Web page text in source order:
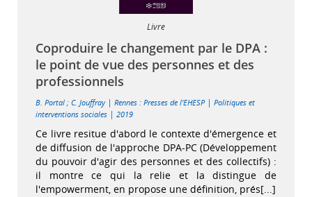
Livre
Coproduire le changement par le DPA :
le point de vue des personnes et des
professionnels
B. Portal ; C. Jouffray | Rennes : Presses de l'EHESP| Politiques et
interventions sociales | 2019
Ce livre resitue d'abord le contexte d'émergence et
de diffusion de l'approche DPA-PC (Développement
du pouvoir d'agir des personnes et des collectifs) :
il montre ce qui la relie et la distingue de
l'empowerment, en propose une définition, prés[...]